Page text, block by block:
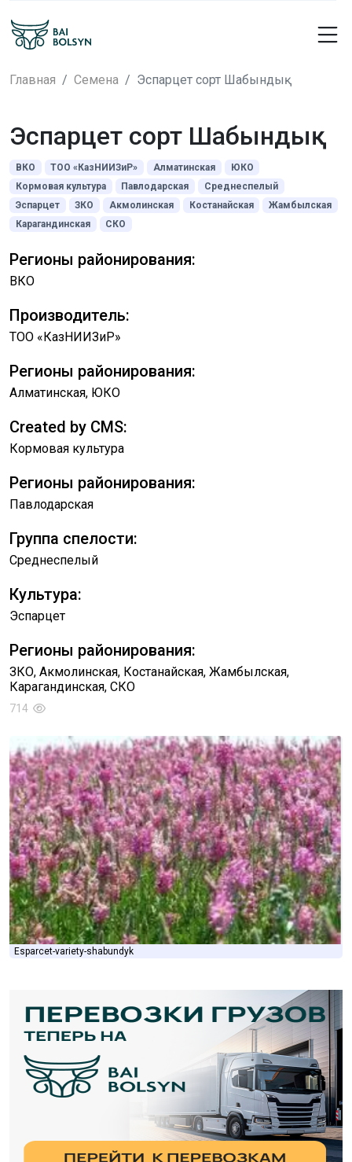
Главная Семена Эспарцет сорт Шабындық
Эспарцет сорт Шабындық
ВКО ТОО «КазНИИЗиР» Алматинская
ЮКО
Кормовая культура
Павлодарская
Среднеспелый
Эспарцет
ЗКО Акмолинская Костанайская
Жамбылская
Карагандинская
СКО
Регионы районирования:
ВКО
Производитель:
ТОО «КазНИИЗиР»
Регионы районирования:
Алматинская, ЮКО
Created by CMS:
Кормовая культура
Регионы районирования:
Павлодарская
Группа спелости:
Среднеспелый
Культура:
Эспарцет
Регионы районирования:
ЗКО, Акмолинская, Костанайская, Жамбылская,
Карагандинская, СКО
714
Esparcet-variety-shabundyk